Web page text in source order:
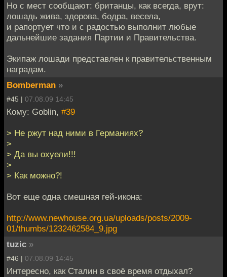
Но с мест сообщают: британцы, как всегда, врут:
лошадь жива, здорова, бодра, весела,
и рапортует что и с радостью выполнит любые
дальнейшие задания Партии и Правительства.
Экипаж лошади представлен к правительственным
наградам.
Bomberman »
#45 | 07.08.09 14:45
Кому: Goblin, #39
> Не ржут над ними в Германиях?
>
> Да вы охуели!!!
>
> Как можно?!
Вот еще одна смешная гей-икона:
http://www.newhouse.org.ua/uploads/posts/2009-
01/thumbs/1232462584_9.jpg
tuzic »
#46 | 07.08.09 14:45
Интересно, как Сталин в своё время отдыхал?